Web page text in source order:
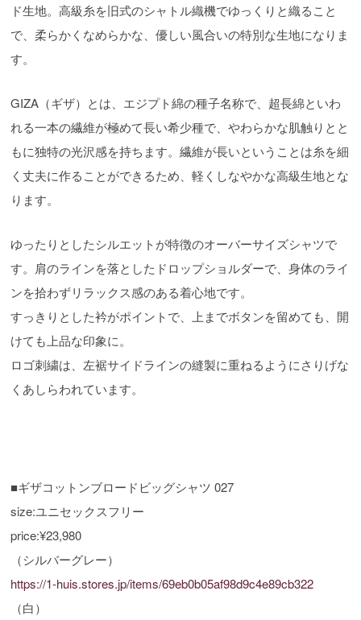
ド生地。高級糸を旧式のシャトル織機でゆっくりと織ること
で、柔らかくなめらかな、優しい風合いの特別な生地になりま
す。
GIZA（ギザ）とは、エジプト綿の種子名称で、超長綿といわ
れる一本の繊維が極めて長い希少種で、やわらかな肌触りとと
もに独特の光沢感を持ちます。繊維が長いということは糸を細
く丈夫に作ることができるため、軽くしなやかな高級生地とな
ります。
ゆったりとしたシルエットが特徴のオーバーサイズシャツで
す。肩のラインを落としたドロップショルダーで、身体のライ
ンを拾わずリラックス感のある着心地です。
すっきりとした衿がポイントで、上までボタンを留めても、開
けても上品な印象に。
ロゴ刺繍は、左裾サイドラインの縫製に重ねるようにさりげな
くあしらわれています。
■ギザコットンブロードビッグシャツ 027
size:ユニセックスフリー
price:¥23,980
（シルバーグレー）
https://1-huis.stores.jp/items/69eb0b05af98d9c4e89cb322
（白）